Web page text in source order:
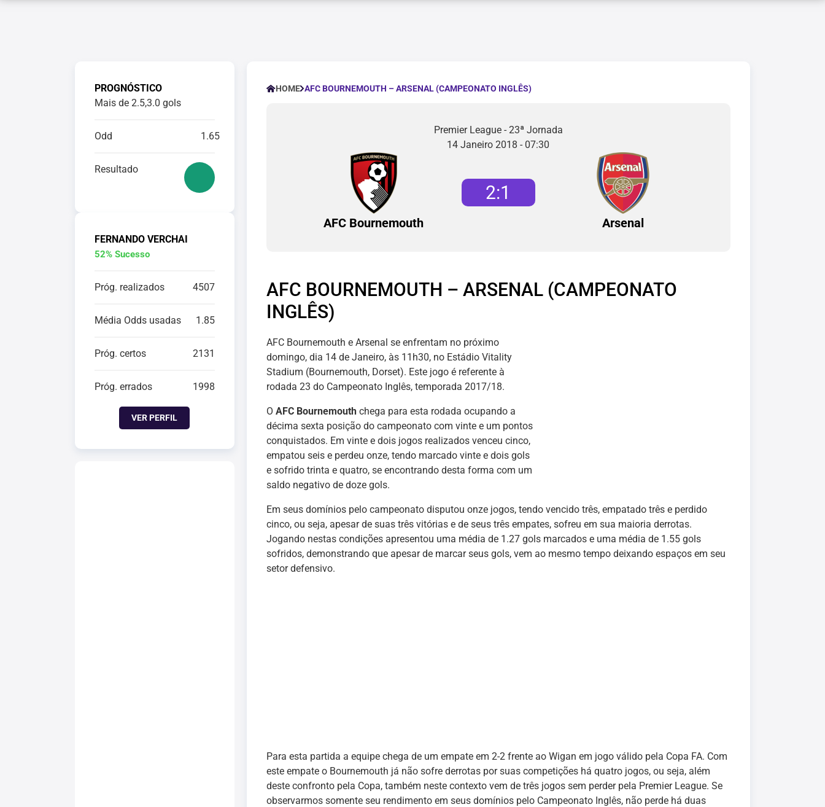
PROGNÓSTICO
Mais de 2.5,3.0 gols
Odd 1.65
Resultado
FERNANDO VERCHAI
52% Sucesso
Próg. realizados 4507
Média Odds usadas 1.85
Próg. certos 2131
Próg. errados 1998
VER PERFIL
HOME AFC BOURNEMOUTH – ARSENAL (CAMPEONATO INGLÊS)
Premier League - 23ª Jornada
14 Janeiro 2018 - 07:30
AFC Bournemouth
2:1
Arsenal
AFC BOURNEMOUTH – ARSENAL (CAMPEONATO
INGLÊS)
AFC Bournemouth e Arsenal se enfrentam no próximo
domingo, dia 14 de Janeiro, às 11h30, no Estádio Vitality
Stadium (Bournemouth, Dorset). Este jogo é referente à
rodada 23 do Campeonato Inglês, temporada 2017/18.
O AFC Bournemouth chega para esta rodada ocupando a
décima sexta posição do campeonato com vinte e um pontos
conquistados. Em vinte e dois jogos realizados venceu cinco,
empatou seis e perdeu onze, tendo marcado vinte e dois gols
e sofrido trinta e quatro, se encontrando desta forma com um
saldo negativo de doze gols.
Em seus domínios pelo campeonato disputou onze jogos, tendo vencido três, empatado três e perdido
cinco, ou seja, apesar de suas três vitórias e de seus três empates, sofreu em sua maioria derrotas.
Jogando nestas condições apresentou uma média de 1.27 gols marcados e uma média de 1.55 gols
sofridos, demonstrando que apesar de marcar seus gols, vem ao mesmo tempo deixando espaços em seu
setor defensivo.
Para esta partida a equipe chega de um empate em 2-2 frente ao Wigan em jogo válido pela Copa FA. Com
este empate o Bournemouth já não sofre derrotas por suas competições há quatro jogos, ou seja, além
deste confronto pela Copa, também neste contexto vem de três jogos sem perder pela Premier League. Se
observarmos somente seu rendimento em seus domínios pelo Campeonato Inglês, não perde há duas